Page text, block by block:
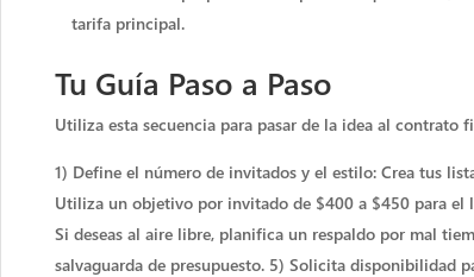
tarifa principal.
Tu Guía Paso a Paso
Utiliza esta secuencia para pasar de la idea al contrato
1) Define el número de invitados y el estilo: Crea tus
Utiliza un objetivo por invitado de $400 a $450 para el
Si deseas al aire libre, planifica un respaldo por mal
salvaguarda de presupuesto. 5) Solicita disponibilidad